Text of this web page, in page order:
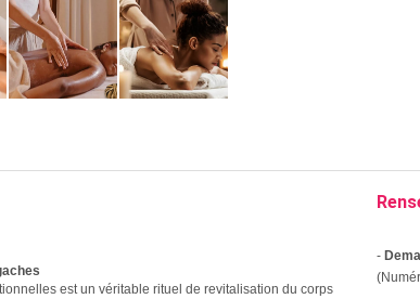
est un véritable rituel de revitalisation du corps
-